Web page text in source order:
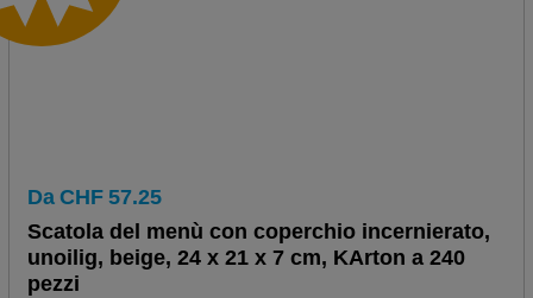
Da CHF 57.25
Scatola del menù con coperchio incernierato,
unoilig, beige, 24 x 21 x 7 cm, KArton a 240
pezzi